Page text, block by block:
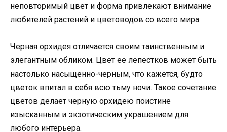
неповторимый цвет и форма привлекают внимание
любителей растений и цветоводов со всего мира.
Черная орхидея отличается своим таинственным и
элегантным обликом. Цвет ее лепестков может быть
настолько насыщенно-черным, что кажется, будто
цветок впитал в себя всю тьму ночи. Такое сочетание
цветов делает черную орхидею поистине
изысканным и экзотическим украшением для
любого интерьера.